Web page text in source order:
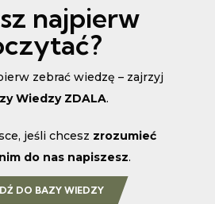
najpierw
zebrać wiedzę – zajrzyj
Wiedzy ZDALA.
jeśli chcesz zrozumieć
do nas napiszesz.
DO BAZY WIEDZY